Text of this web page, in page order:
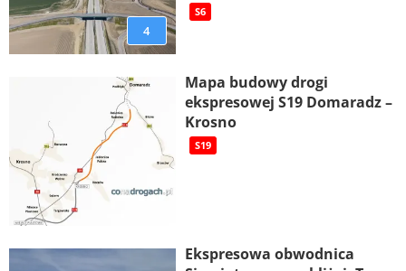
4
S6
Mapa budowy drogi
ekspresowej S19 Domaradz –
Krosno
S19
Ekspresowa obwodnica